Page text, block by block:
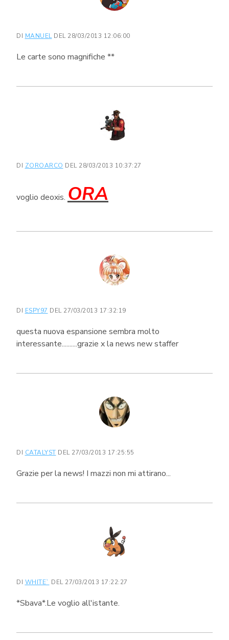
DI MANUEL DEL 28/03/2013 12:06:00
Le carte sono magnifiche **
DI ZOROARCO DEL 28/03/2013 10:37:27
voglio deoxis. ORA
DI ESPY97 DEL 27/03/2013 17:32:19
questa nuova espansione sembra molto
interessante..........grazie x la news new staffer
DI CATALYST DEL 27/03/2013 17:25:55
Grazie per la news! I mazzi non mi attirano...
DI WHITE` DEL 27/03/2013 17:22:27
*Sbava*.Le voglio all'istante.